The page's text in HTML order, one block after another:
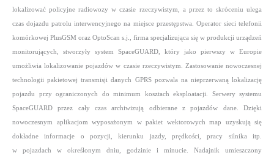
lokalizować policyjne radiowozy w czasie rzeczywistym, a przez to skróceniu ulega
czas dojazdu patrolu interwencyjnego na miejsce przestępstwa. Operator sieci telefonii
komórkowej PlusGSM oraz OptoScan s.j., firma specjalizująca się w produkcji urządzeń
monitorujących, stworzyły system SpaceGUARD, który jako pierwszy w Europie
umożliwia lokalizowanie pojazdów w czasie rzeczywistym. Zastosowanie nowoczesnej
technologii pakietowej transmisji danych GPRS pozwala na nieprzerwaną lokalizację
pojazdu przy ograniczonych do minimum kosztach eksploatacji. Serwery systemu
SpaceGUARD przez cały czas archiwizują odbierane z pojazdów dane. Dzięki
nowoczesnym aplikacjom wyposażonym w pakiet wektorowych map uzyskują się
dokładne informacje o pozycji, kierunku jazdy, prędkości, pracy silnika itp.
w pojazdach w określonym dniu, godzinie i minucie. Nadajnik umieszczony